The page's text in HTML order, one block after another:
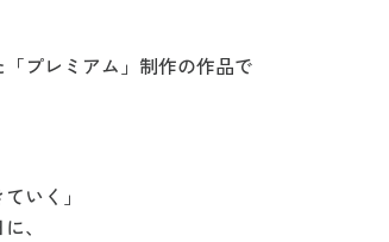
プレミアム」制作の作品で
いく」
、